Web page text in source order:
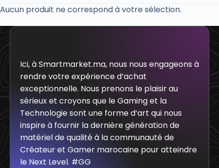
Aucun produit ne correspond à votre sélection.
Ici, à Smartmarket.ma, nous nous engageons à
rendre votre expérience d’achat
exceptionnelle. Nous prenons le plaisir au
sérieux et croyons que le Gaming et la
Technologie sont une forme d’art qui nous
inspire à fournir la dernière génération de
matériel de qualité à la communauté de
Créateur et Gamer marocaine pour atteindre
le Next Level. #GG